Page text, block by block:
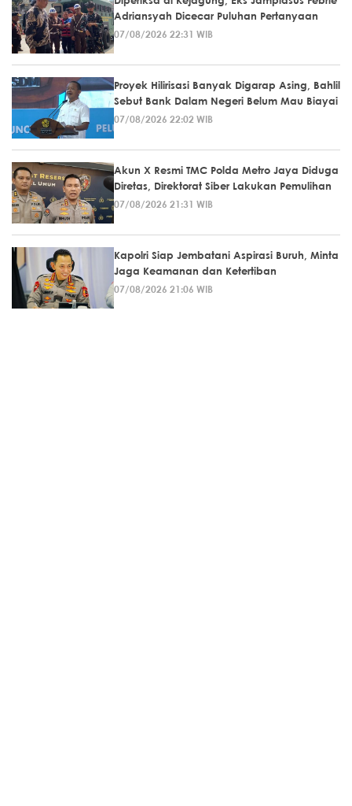
Adriansyah Dicecar Puluhan Pertanyaan
07/08/2026 22:31 WIB
Proyek Hilirisasi Banyak Digarap Asing, Bahlil
Sebut Bank Dalam Negeri Belum Mau Biayai
07/08/2026 22:02 WIB
Akun X Resmi TMC Polda Metro Jaya Diduga
Diretas, Direktorat Siber Lakukan Pemulihan
07/08/2026 21:31 WIB
Kapolri Siap Jembatani Aspirasi Buruh, Minta
Jaga Keamanan dan Ketertiban
07/08/2026 21:06 WIB